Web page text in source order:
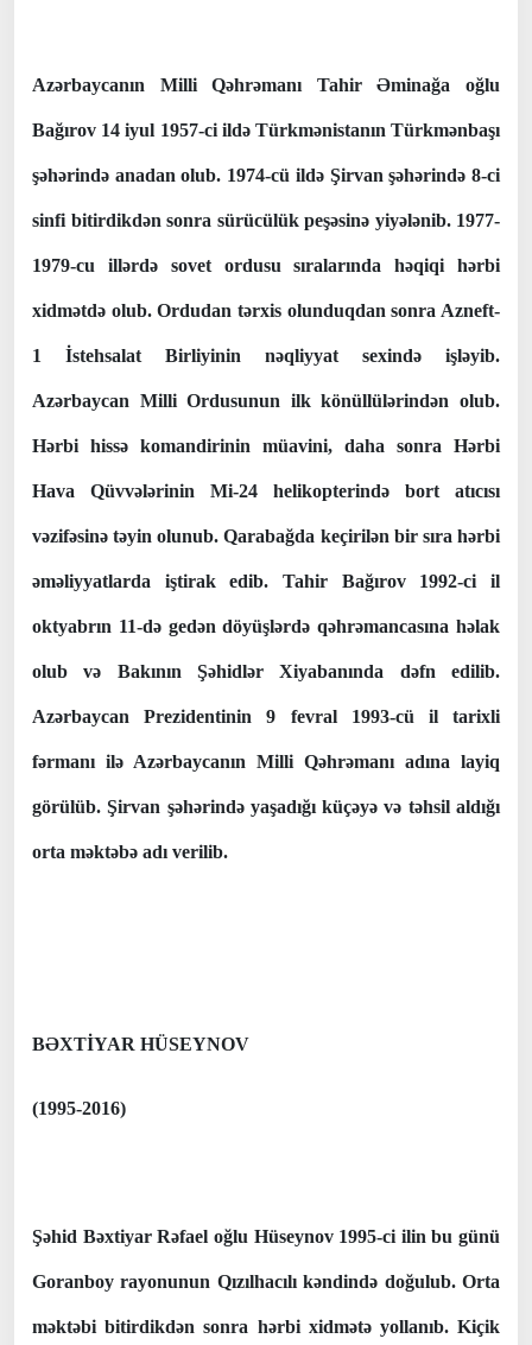
Azərbaycanın Milli Qəhrəmanı Tahir Əminağa oğlu
Bağırov 14 iyul 1957-ci ildə Türkmənistanın Türkmənbaşı
şəhərində anadan olub. 1974-cü ildə Şirvan şəhərində 8-ci
sinfi bitirdikdən sonra sürücülük peşəsinə yiyələnib. 1977-
1979-cu illərdə sovet ordusu sıralarında həqiqi hərbi
xidmətdə olub. Ordudan tərxis olunduqdan sonra Azneft-
1 İstehsalat Birliyinin nəqliyyat sexində işləyib.
Azərbaycan Milli Ordusunun ilk könüllülərindən olub.
Hərbi hissə komandirinin müavini, daha sonra Hərbi
Hava Qüvvələrinin Mi-24 helikopterində bort atıcısı
vəzifəsinə təyin olunub. Qarabağda keçirilən bir sıra hərbi
əməliyyatlarda iştirak edib. Tahir Bağırov 1992-ci il
oktyabrın 11-də gedən döyüşlərdə qəhrəmancasına həlak
olub və Bakının Şəhidlər Xiyabanında dəfn edilib.
Azərbaycan Prezidentinin 9 fevral 1993-cü il tarixli
fərmanı ilə Azərbaycanın Milli Qəhrəmanı adına layiq
görülüb. Şirvan şəhərində yaşadığı küçəyə və təhsil aldığı
orta məktəbə adı verilib.
BƏXTİYAR HÜSEYNOV
(1995-2016)
Şəhid Bəxtiyar Rəfael oğlu Hüseynov 1995-ci ilin bu günü
Goranboy rayonunun Qızılhacılı kəndində doğulub. Orta
məktəbi bitirdikdən sonra hərbi xidmətə yollanıb. Kiçik